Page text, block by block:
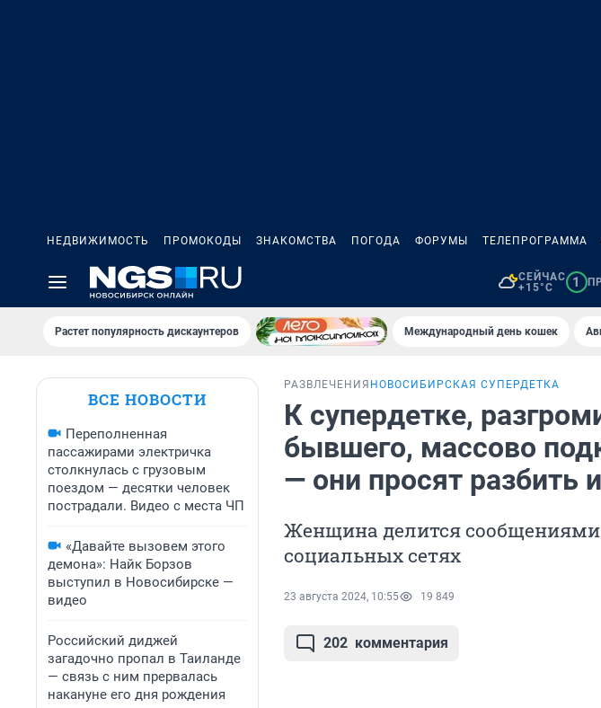
НЕДВИЖИМОСТЬ ПРОМОКОДЫ ЗНАКОМСТВА ПОГОДА ФОРУМЫ ТЕЛЕПРОГРАММА
СЕЙЧАС
+15°C
1
Растет популярность дискаунтеров Международный день кошек
ВСЕ НОВОСТИ
Переполненная
пассажирами электричка
столкнулась с грузовым
поездом — десятки человек
пострадали. Видео с места ЧП
«Давайте вызовем этого
демона»: Найк Борзов
выступил в Новосибирске —
видео
Российский диджей
загадочно пропал в Таиланде
— связь с ним прервалась
накануне его дня рождения
РАЗВЛЕЧЕНИЯ НОВОСИБИРСКАЯ СУПЕРДЕТКА
К супердетке,
бывшего, массово
— они просят разбить
Женщина делится
социальных сетях
23 августа 2024, 10:55 19 849
202 комментария